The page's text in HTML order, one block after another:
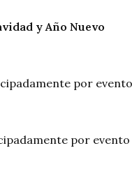
y Año Nuevo
por
por